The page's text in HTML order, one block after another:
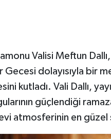
Valisi Meftun
Gecesi dolayısıyla bir
kutladı. Vali Dallı,
güçlendiği
atmosferinin en